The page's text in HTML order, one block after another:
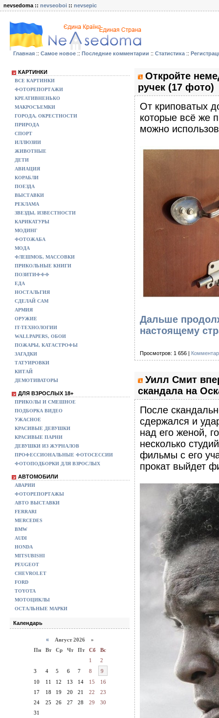
nevsedoma :: nevseoboi :: nevsepic
Главная :: Самое новое :: Последние комментарии :: Статистика ::
КАРТИНКИ
ВСЕ КАРТИНКИ
ФОТОРЕПОРТАЖИ
КРЕАТИВНЕНЬКО
МАКРОСЪЕМКИ
ГОРОДА, ОКРЕСТНОСТИ
ПРИРОДА
СПОРТ
ИЛЛЮЗИИ
ЖИВОТНЫЕ
ДЕТИ
АВИАЦИЯ
КОРАБЛИ
ПОЕЗДА
ВЫСТАВКИ
РЕКЛАМА
ЗВЕЗДЫ, ИЗВЕСТНОСТИ
КАРИКАТУРЫ
МОДИНГ
ФОТОЖАБА
МОДА
ФЛЕШМОБ, МАССОВКИ
ПРИКОЛЬНЫЕ КНИГИ
ПОЗИТИФФФ
ЕДА
НОСТАЛЬГИЯ
СДЕЛАЙ САМ
АРМИЯ
ОРУЖИЕ
IT-ТЕХНОЛОГИИ
WALLPAPERS, ОБОИ
ПОЖАРЫ, КАТАСТРОФЫ
ЗАГАДКИ
ТАТУИРОВКИ
КИТАЙ
ДЕМОТИВАТОРЫ
ДЛЯ ВЗРОСЛЫХ 18+
ПРИКОЛЫ И СМЕШНОЕ
ПОДБОРКА ВИДЕО
УЖАСНОЕ
КРАСИВЫЕ ДЕВУШКИ
КРАСИВЫЕ ПАРНИ
ДЕВУШКИ ИЗ ЖУРНАЛОВ
ПРОФЕССИОНАЛЬНЫЕ ФОТОСЕССИИ
ФОТОПОДБОРКИ ДЛЯ ВЗРОСЛЫХ
АВТОМОБИЛИ
АВАРИИ
ФОТОРЕПОРТАЖЫ
АВТО ВЫСТАВКИ
FERRARI
MERCEDES
BMW
AUDI
HONDA
MITSUBISHI
PEUGEOT
CHEVROLET
FORD
TOYOTA
МОТОЦИКЛЫ
ОСТАЛЬНЫЕ МАРКИ
Календарь
« Август 2026 »
Пн
Вт Ср Чт Пт Сб
Вс
1
2
3
4 5 6 7 8
9
10
11 12 13 14 15
16
17
18 19 20 21 22
23
24
25 26 27 28 29
30
31
Откройте
ручек (17 фото)
От криповатых
которые всё же
можно
Дальше
настоящему
Просмотров: 1 656 |
Уилл Смит
скандала на
После
сдержался и
над его женой,
несколько
фильмы с его
прокат выйдет